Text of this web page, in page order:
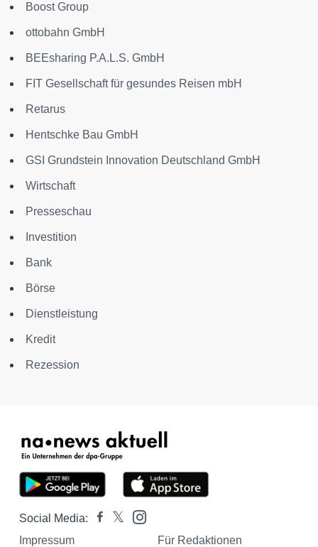
Boost Group
ottobahn GmbH
BEEsharing P.A.L.S. GmbH
FIT Gesellschaft für gesundes Reisen mbH
Retarus
Hentschke Bau GmbH
GSI Grundstein Innovation Deutschland GmbH
Wirtschaft
Presseschau
Investition
Bank
Börse
Dienstleistung
Kredit
Rezession
Social Media:
Impressum
Für Redaktionen